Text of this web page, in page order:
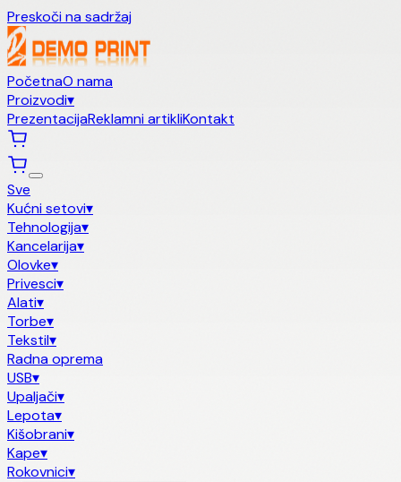
Preskoči na sadržaj
PočetnaO nama
Proizvodi▾
PrezentacijaReklamni artikliKontakt
Sve
Kućni setovi▾
Tehnologija▾
Kancelarija▾
Olovke▾
Privesci▾
Alati▾
Torbe▾
Tekstil▾
Radna oprema
USB▾
Upaljači▾
Lepota▾
Kišobrani▾
Kape▾
Rokovnici▾